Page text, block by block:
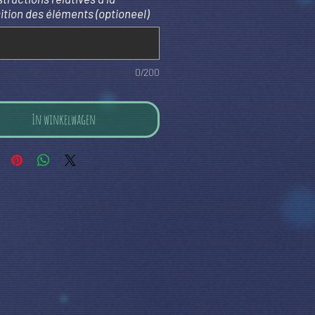
des éléments (optioneel)
0/200
In winkelwagen